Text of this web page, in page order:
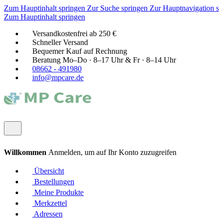
Zum Hauptinhalt springen Zur Suche springen Zur Hauptnavigation
Zum Hauptinhalt springen
Versandkostenfrei ab 250 €
Schneller Versand
Bequemer Kauf auf Rechnung
Beratung Mo–Do · 8–17 Uhr & Fr · 8–14 Uhr
08662 - 491980
info@mpcare.de
Willkommen Anmelden, um auf Ihr Konto zuzugreifen
Übersicht
Bestellungen
Meine Produkte
Merkzettel
Adressen